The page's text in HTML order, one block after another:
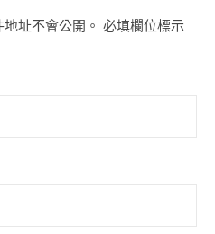
址不會公開。 必填欄位標示